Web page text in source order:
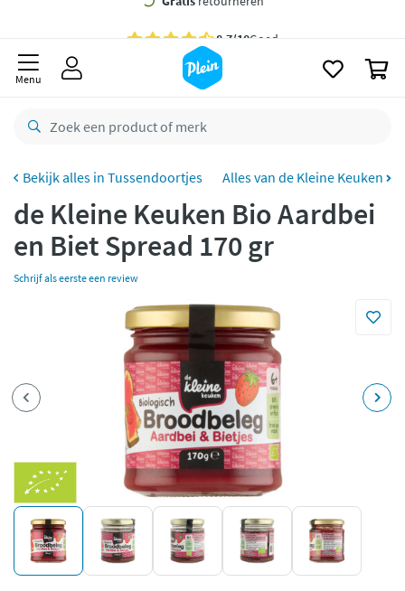
besteld,maandag
retourneren
CO2 neutraal bezorgd
Betaal met Klarna
Menu
Tussendoortjes Alles van de Kleine Keuken
de Kleine Keuken Bio Aardbei
en Biet Spread 170 gr
Schrijf als eerste een review